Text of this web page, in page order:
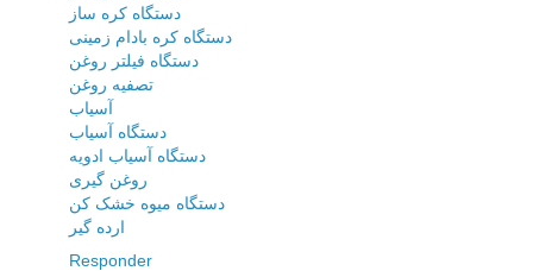
دستگاه کره ساز
دستگاه کره بادام زمینی
دستگاه فیلتر روغن
تصفیه روغن
آسیاب
دستگاه آسیاب
دستگاه آسیاب ادویه
روغن گیری
دستگاه میوه خشک کن
ارده گیر
Responder